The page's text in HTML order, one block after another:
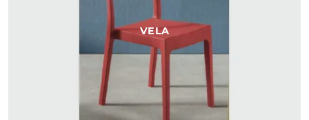
VELA